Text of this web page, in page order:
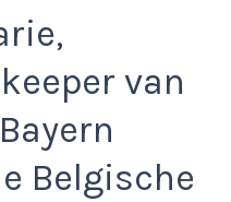
van
Belgische